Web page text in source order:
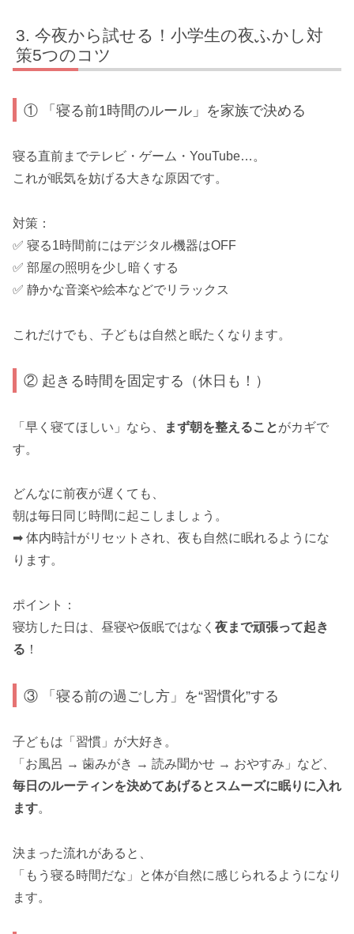
今夜から試せる！小学生の夜ふかし対
策5つのコツ
① 「寝る前1時間のルール」を家族で決める
寝る直前までテレビ・ゲーム・YouTube…。
これが眠気を妨げる大きな原因です。
対策：
✅ 寝る1時間前にはデジタル機器はOFF
✅ 部屋の照明を少し暗くする
✅ 静かな音楽や絵本などでリラックス
これだけでも、子どもは自然と眠たくなります。
② 起きる時間を固定する（休日も！）
「早く寝てほしい」なら、 まず朝を整えることがカギで
す。
どんなに前夜が遅くても、
朝は毎日同じ時間に起こしましょう。
➡ 体内時計がリセットされ、夜も自然に眠れるようにな
ります。
ポイント：
寝坊した日は、昼寝や仮眠ではなく 夜まで頑張って起き
る ！
③ 「寝る前の過ごし方」を“習慣化”する
子どもは「習慣」が大好き。
「お風呂 → 歯みがき → 読み聞かせ → おやすみ」など、
毎日のルーティンを決めてあげるとスムーズに眠りに入れ
ます。
決まった流れがあると、
「もう寝る時間だな」と体が自然に感じられるようになり
ます。